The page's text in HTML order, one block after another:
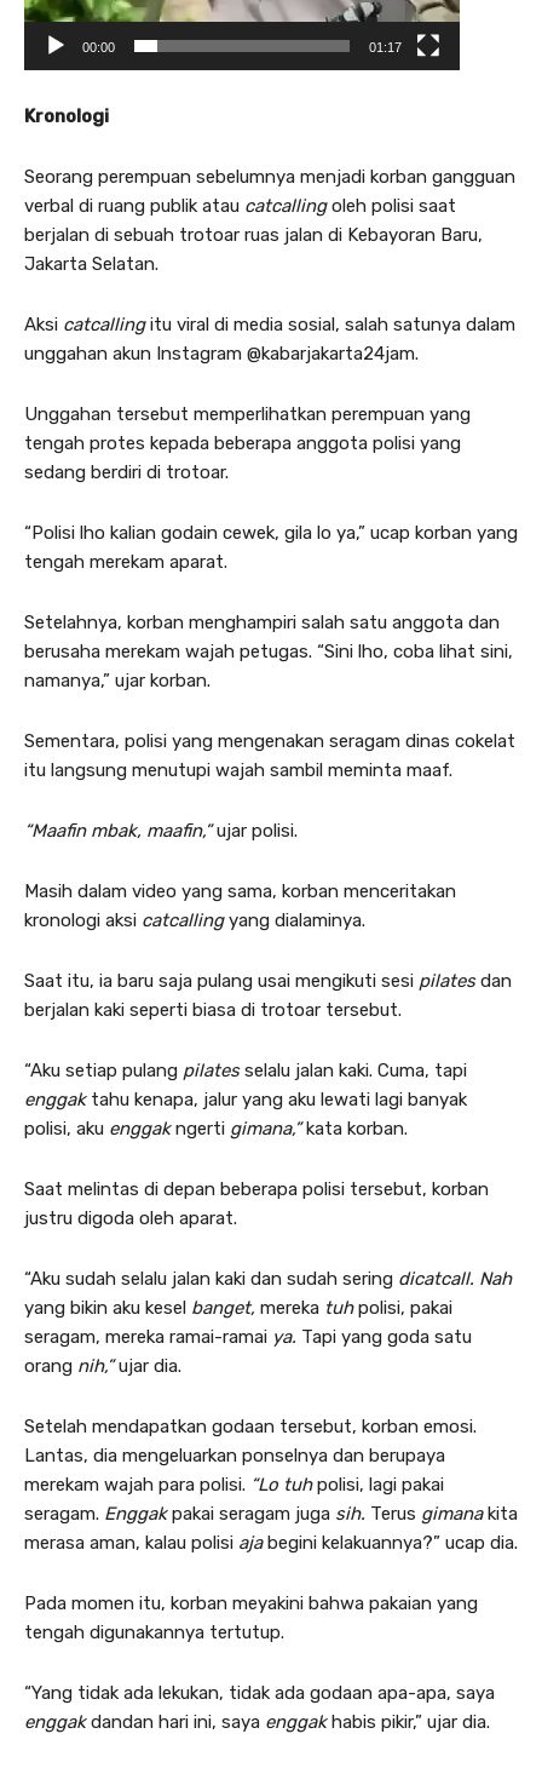
00:00 01:17
Kronologi
Seorang perempuan sebelumnya menjadi korban gangguan
verbal di ruang publik atau catcallingoleh polisi saat
berjalan di sebuah trotoar ruas jalan di Kebayoran Baru,
Jakarta Selatan.
Aksi catcallingitu viral di media sosial, salah satunya dalam
unggahan akun Instagram @kabarjakarta24jam.
Unggahan tersebut memperlihatkan perempuan yang
tengah protes kepada beberapa anggota polisi yang
sedang berdiri di trotoar.
“Polisi lho kalian godain cewek, gila lo ya,” ucap korban yang
tengah merekam aparat.
Setelahnya, korban menghampiri salah satu anggota dan
berusaha merekam wajah petugas. “Sini lho, coba lihat sini,
namanya,” ujar korban.
Sementara, polisi yang mengenakan seragam dinas cokelat
itu langsung menutupi wajah sambil meminta maaf.
“Maafin mbak, maafin,”ujar polisi.
Masih dalam video yang sama, korban menceritakan
kronologi aksi catcallingyang dialaminya.
Saat itu, ia baru saja pulang usai mengikuti sesi pilatesdan
berjalan kaki seperti biasa di trotoar tersebut.
“Aku setiap pulang pilatesselalu jalan kaki. Cuma, tapi
enggaktahu kenapa, jalur yang aku lewati lagi banyak
polisi, aku enggakngerti gimana,”kata korban.
Saat melintas di depan beberapa polisi tersebut, korban
justru digoda oleh aparat.
“Aku sudah selalu jalan kaki dan sudah sering dicatcall. Nah
yang bikin aku kesel banget, mereka tuhpolisi, pakai
seragam, mereka ramai-ramai ya. Tapi yang goda satu
orang nih,”ujar dia.
Setelah mendapatkan godaan tersebut, korban emosi.
Lantas, dia mengeluarkan ponselnya dan berupaya
merekam wajah para polisi. “Lo tuhpolisi, lagi pakai
seragam. Enggakpakai seragam juga sih. Terus gimanakita
merasa aman, kalau polisi ajabegini kelakuannya?” ucap dia.
Pada momen itu, korban meyakini bahwa pakaian yang
tengah digunakannya tertutup.
“Yang tidak ada lekukan, tidak ada godaan apa-apa, saya
enggakdandan hari ini, saya enggakhabis pikir,” ujar dia.